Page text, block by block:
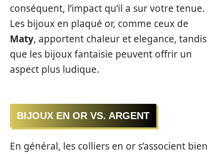
conséquent, l’impact qu’il a sur votre tenue.
Les bijoux en plaqué or, comme ceux de
Maty, apportent chaleur et elegance, tandis
que les bijoux fantaisie peuvent offrir un
aspect plus ludique.
BIJOUX EN OR VS. ARGENT
En général, les colliers en or s’associent bien